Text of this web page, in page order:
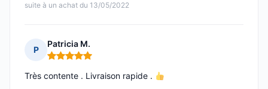
suite à un achat du 13/05/2022
P
Patricia M.
Note : 5 sur 5
Très contente . Livraison rapide .